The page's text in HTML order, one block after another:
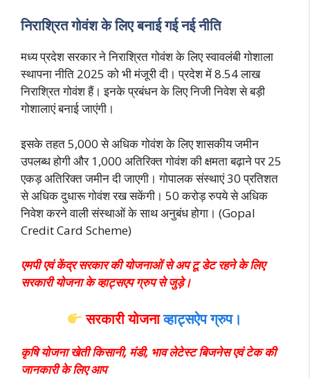
निराश्रित गोवंश के लिए बनाई गई नई नीति
मध्य प्रदेश सरकार ने निराश्रित गोवंश के लिए स्वावलंबी गोशाला
स्थापना नीति 2025 को भी मंजूरी दी। प्रदेश में 8.54 लाख
निराश्रित गोवंश हैं। इनके प्रबंधन के लिए निजी निवेश से बड़ी
गोशालाएं बनाई जाएंगी।
इसके तहत 5,000 से अधिक गोवंश के लिए शासकीय जमीन
उपलब्ध होगी और 1,000 अतिरिक्त गोवंश की क्षमता बढ़ाने पर 25
एकड़ अतिरिक्त जमीन दी जाएगी। गोपालक संस्थाएं 30 प्रतिशत
से अधिक दुधारू गोवंश रख सकेंगी। 50 करोड़ रुपये से अधिक
निवेश करने वाली संस्थाओं के साथ अनुबंध होगा। (Gopal
Credit Card Scheme)
एमपी एवं केंद्र सरकार की योजनाओं से अप टू डेट रहने के लिए
सरकारी योजना के व्हाट्सएप ग्रुप से जुड़े।
सरकारी योजनाव्हाट्सऐप ग्रुप।
कृषि योजना खेती किसानी, मंडी, भाव लेटेस्ट बिजनेस एवं टेक की
जानकारी के लिए आप